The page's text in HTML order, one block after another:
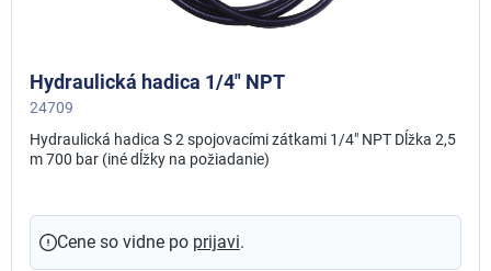
Hydraulická hadica 1/4" NPT
24709
Hydraulická hadica S 2 spojovacími zátkami 1/4" NPT Dĺžka 2,5
m 700 bar (iné dĺžky na požiadanie)
Cene so vidne po prijavi.